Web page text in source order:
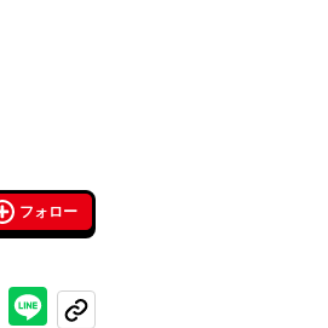
フォロー
で投稿する
ラインでシェアする
コピーする